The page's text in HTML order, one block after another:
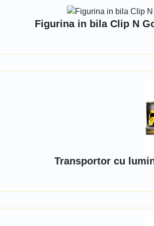
Figurina in bila Clip N
Transportor cu